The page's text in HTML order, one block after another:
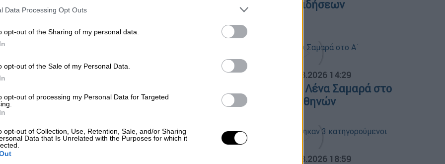
Data Processing Opt Outs
opt-out of the Sharing of my personal data.
opt-out of the Sale of my Personal Data.
opt-out of processing my Personal Data for Targeted
opt-out of Collection, Use, Retention, Sale, and/or Sharing
Data that Is Unrelated with the Purposes for which it
μπορεί να υπολογιστεί ακριβώς το
3,5 χρόνια μετά τα Τέμπη: Χωρίς
δικτύου - Ο ΟΣΕ παραδέχεται τα
Ακόμα και σήμερα, 3,5 χρόνια μετά την
Κεντρικό δελτίο ειδήσεων
ΑΠΟΣΠΑΣΜΑΤΑ... 07.08.2026 14:29
Μνημόσυνο για τη Λένα Σαμαρά στο
Α΄ Νεκροταφείο Αθηνών
07.08.2026 18:59